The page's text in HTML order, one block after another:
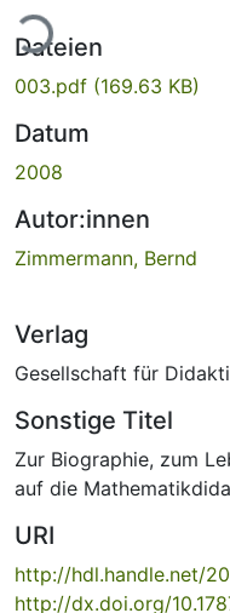
Dateien
003.pdf (169.63 KB)
Datum
2008
Autor:innen
Zimmermann, Bernd
Verlag
Gesellschaft für
Sonstige Titel
Zur Biographie, zum
auf die
URI
http://hdl.handle.net/
http://dx.doi.org/